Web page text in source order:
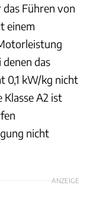
Führen von
einem
denen das
0,1 kW/kg nicht
A2 ist
nicht
ANZEIGE